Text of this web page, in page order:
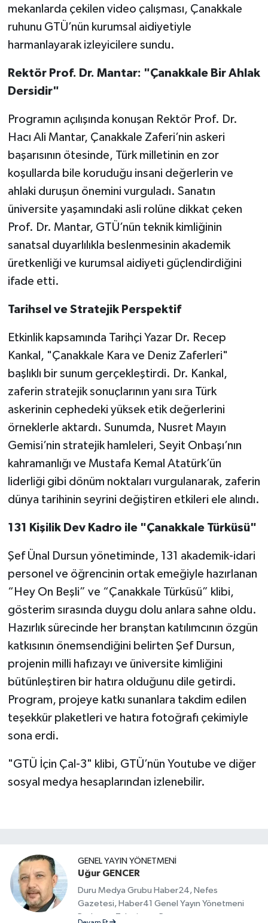
mekanlarda çekilen video çalışması, Çanakkale
ruhunu GTÜ’nün kurumsal aidiyetiyle
harmanlayarak izleyicilere sundu.
Rektör Prof. Dr. Mantar: "Çanakkale Bir Ahlak
Dersidir"
Programın açılışında konuşan Rektör Prof. Dr.
Hacı Ali Mantar, Çanakkale Zaferi’nin askeri
başarısının ötesinde, Türk milletinin en zor
koşullarda bile koruduğu insani değerlerin ve
ahlaki duruşun önemini vurguladı. Sanatın
üniversite yaşamındaki asli rolüne dikkat çeken
Prof. Dr. Mantar, GTÜ’nün teknik kimliğinin
sanatsal duyarlılıkla beslenmesinin akademik
üretkenliği ve kurumsal aidiyeti güçlendirdiğini
ifade etti.
Tarihsel ve Stratejik Perspektif
Etkinlik kapsamında Tarihçi Yazar Dr. Recep
Kankal, "Çanakkale Kara ve Deniz Zaferleri"
başlıklı bir sunum gerçekleştirdi. Dr. Kankal,
zaferin stratejik sonuçlarının yanı sıra Türk
askerinin cephedeki yüksek etik değerlerini
örneklerle aktardı. Sunumda, Nusret Mayın
Gemisi’nin stratejik hamleleri, Seyit Onbaşı’nın
kahramanlığı ve Mustafa Kemal Atatürk’ün
liderliği gibi dönüm noktaları vurgulanarak, zaferin
dünya tarihinin seyrini değiştiren etkileri ele alındı.
131 Kişilik Dev Kadro ile "Çanakkale Türküsü"
Şef Ünal Dursun yönetiminde, 131 akademik-idari
personel ve öğrencinin ortak emeğiyle hazırlanan
“Hey On Beşli” ve “Çanakkale Türküsü” klibi,
gösterim sırasında duygu dolu anlara sahne oldu.
Hazırlık sürecinde her branştan katılımcının özgün
katkısının önemsendiğini belirten Şef Dursun,
projenin milli hafızayı ve üniversite kimliğini
bütünleştiren bir hatıra olduğunu dile getirdi.
Program, projeye katkı sunanlara takdim edilen
teşekkür plaketleri ve hatıra fotoğrafı çekimiyle
sona erdi.
"GTÜ İçin Çal-3" klibi, GTÜ’nün Youtube ve diğer
sosyal medya hesaplarından izlenebilir.
GENEL YAYIN YÖNETMENI
Uğur GENCER
Duru Medya Grubu Haber24, Nefes
Gazetesi, Haber41 Genel Yayın Yönetmeni
Radyo ve Televizyon Programcısı